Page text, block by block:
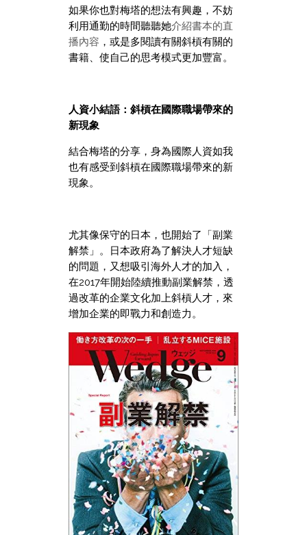
如果你也對梅塔的想法有興趣，不妨
利用通勤的時間聽聽她介紹書本的直
播內容 ，或是多閱讀有關斜槓有關的
書籍、使自己的思考模式更加豐富。
人資小結語：斜槓在國際職場帶來的
新現象
結合梅塔的分享，身為國際人資如我
也有感受到斜槓在國際職場帶來的新
現象。
尤其像保守的日本，也開始了「副業
解禁」。
日本政府為了解決人才短缺
的問題，又想吸引海外人才的加入，
在2017年開始陸續推動副業解禁，透
過改革的企業文化加上斜槓人才，來
增加企業的即戰力和創造力。